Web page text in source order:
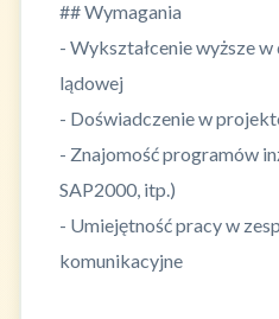
## Wymagania
- Wykształcenie wyższe
lądowej
- Doświadczenie w
- Znajomość programów
SAP2000, itp.)
- Umiejętność pracy w
komunikacyjne